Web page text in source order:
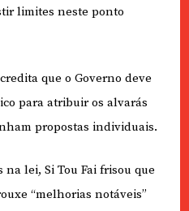
limites neste ponto
que o Governo deve
para atribuir os alvarás
propostas individuais.
lei, Si Tou Fai frisou que
“melhorias notáveis”